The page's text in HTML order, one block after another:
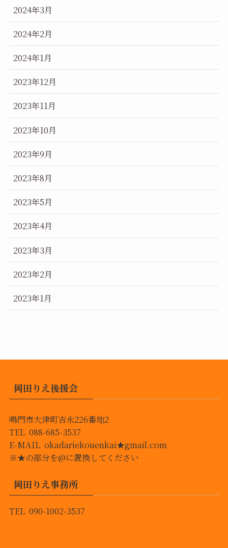
2024年3月
2024年2月
2024年1月
2023年12月
2023年11月
2023年10月
2023年9月
2023年8月
2023年5月
2023年4月
2023年3月
2023年2月
2023年1月
岡田りえ後援会
鳴門市大津町吉永226番地2
TEL 088-685-3537
E-MAIL okadariekouenkai★gmail.com
※★の部分を@に置換してください
岡田りえ事務所
TEL 090-1002-3537